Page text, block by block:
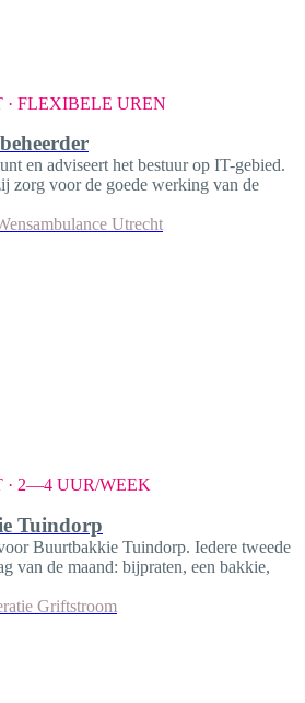
FLEXIBELE UREN
en adviseert het bestuur op IT-gebied.
zorg voor de goede werking van de
Utrecht
· 2—4 UUR/WEEK
Tuindorp
Buurtbakkie Tuindorp. Iedere tweede
van de maand: bijpraten, een bakkie,
Griftstroom